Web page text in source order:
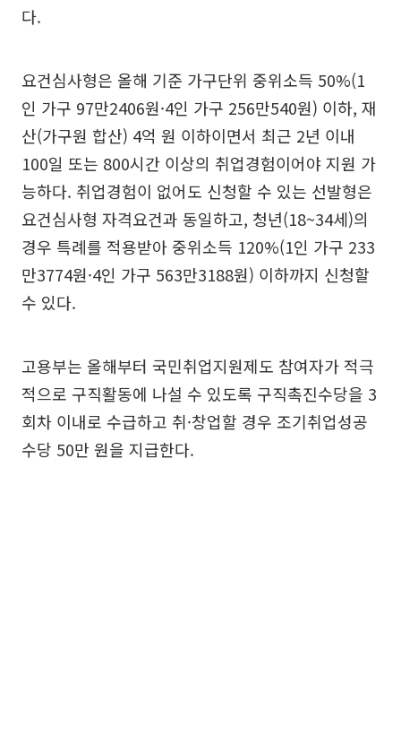
다.
요건심사형은 올해 기준 가구단위 중위소득 50%(1
인 가구 97만2406원·4인 가구 256만540원) 이하, 재
산(가구원 합산) 4억 원 이하이면서 최근 2년 이내
100일 또는 800시간 이상의 취업경험이어야 지원 가
능하다. 취업경험이 없어도 신청할 수 있는 선발형은
요건심사형 자격요건과 동일하고, 청년(18~34세)의
경우 특례를 적용받아 중위소득 120%(1인 가구 233
만3774원·4인 가구 563만3188원) 이하까지 신청할
수 있다.
고용부는 올해부터 국민취업지원제도 참여자가 적극
적으로 구직활동에 나설 수 있도록 구직촉진수당을 3
회차 이내로 수급하고 취·창업할 경우 조기취업성공
수당 50만 원을 지급한다.